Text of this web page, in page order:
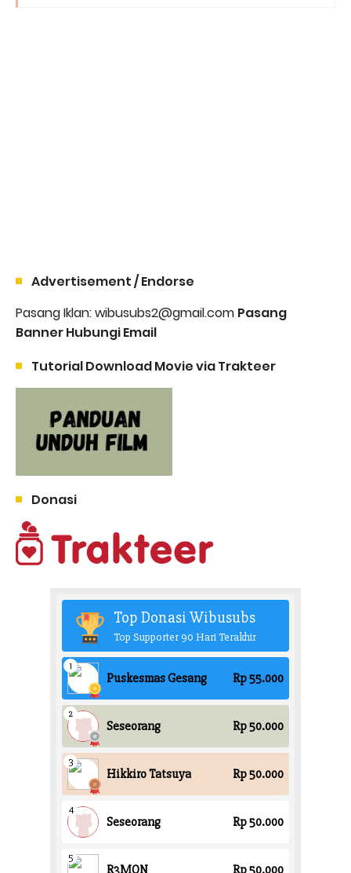
Advertisement / Endorse
Pasang Iklan: wibusubs2@gmail.com Pasang
Banner Hubungi Email
Tutorial Download Movie via Trakteer
Donasi